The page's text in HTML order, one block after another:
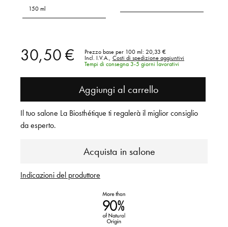
150 ml
30,50 € Prezzo base per 100 ml: 20,33 €
Incl. I.V.A.,
Costi di spedizione aggiuntivi
Tempi di consegna 3-5 giorni lavorativi
Aggiungi al carrello
Acquista in salone
Il tuo salone La Biosthétique ti regalerà il miglior consiglio
da esperto.
Indicazioni del produttore